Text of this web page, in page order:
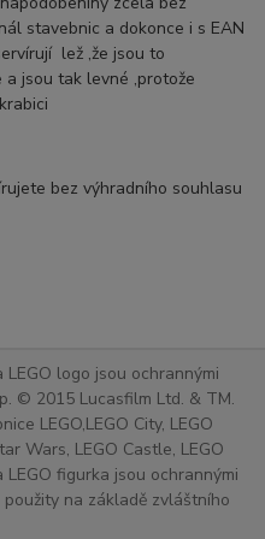
stavebnic a dokonce i s EAN
lež ,že jsou to
a jsou tak levné ,protože
bez výhradního souhlasu
logo jsou ochrannými
© 2015 Lucasfilm Ltd. & TM.
LEGO,LEGO City, LEGO
Wars, LEGO Castle, LEGO
figurka jsou ochrannými
použity na základě zvláštního